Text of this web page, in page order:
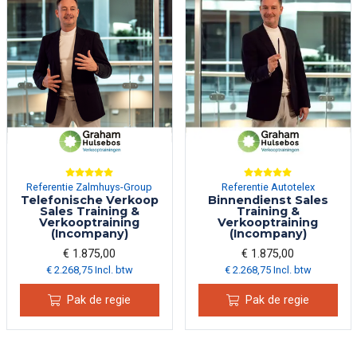
Referentie Zalmhuys-Group
Telefonische Verkoop
Sales Training &
Verkooptraining
(Incompany)
€ 1.875,00
€ 2.268,75 Incl. btw
Pak de regie
Referentie Autotelex
Binnendienst Sales
Training &
Verkooptraining
(Incompany)
€ 1.875,00
€ 2.268,75 Incl. btw
Pak de regie